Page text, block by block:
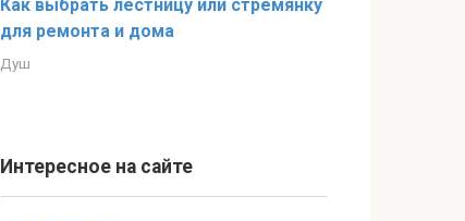
Как выбрать лестницу или стремянку
для ремонта и дома
Душ
Интересное на сайте